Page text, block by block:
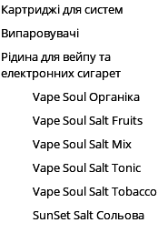
Картриджі для систем
Випаровувачі
Рідина для вейпу та
електронних сигарет
Vape Soul Органіка
Vape Soul Salt Fruits
Vape Soul Salt Mix
Vape Soul Salt Tonic
Vape Soul Salt Tobacco
SunSet Salt Сольова